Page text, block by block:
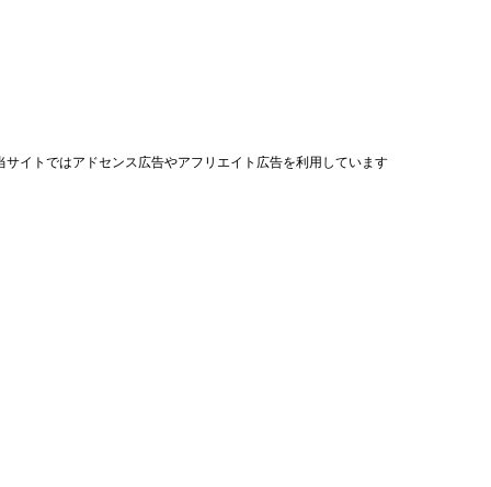
サイトではアドセンス広告やアフリエイト広告を利用しています